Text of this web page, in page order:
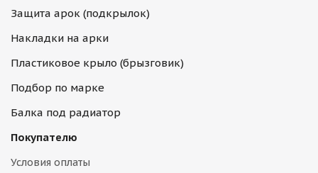
Защита арок (подкрылок)
Накладки на арки
Пластиковое крыло (брызговик)
Подбор по марке
Балка под радиатор
Покупателю
Условия оплаты